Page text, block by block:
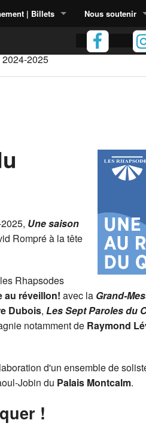
| Billets Nous soutenir
2025
Une saison
Rompré à la tête
Rhapsodes
au réveillon! avec la Grand-
Dubois, Les SeptParoles du
notamment de Raymond
d'un ensemble de
Jobin du Palais Montcalm.
!